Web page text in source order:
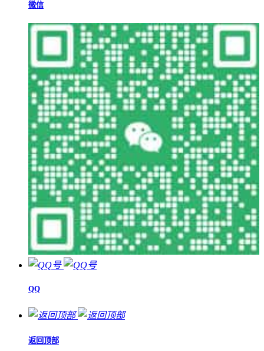
微信
QQ
返回顶部